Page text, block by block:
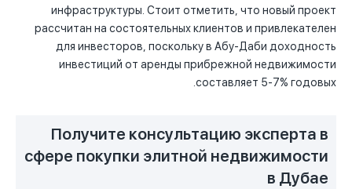
инфраструктуры. Стоит отметить, что новый проект
рассчитан на состоятельных клиентов и привлекателен
для инвесторов, поскольку в Абу-Даби доходность
инвестиций от аренды прибрежной недвижимости
составляет 5-7% годовых.
Получите консультацию эксперта в
сфере покупки элитной недвижимости
в Дубае